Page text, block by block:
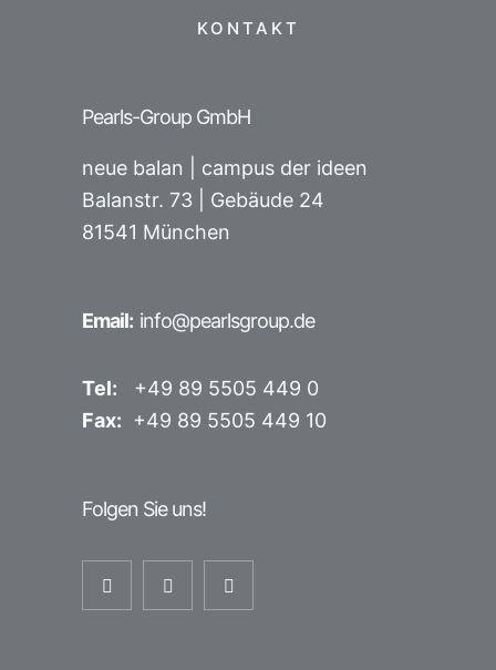
KONTAKT
Pearls-Group GmbH
neue balan | campus der ideen
Balanstr. 73 | Gebäude 24
81541 München
Email: info@pearlsgroup.de
Tel: +49 89 5505 449 0
Fax: +49 89 5505 449 10
Folgen Sie uns!